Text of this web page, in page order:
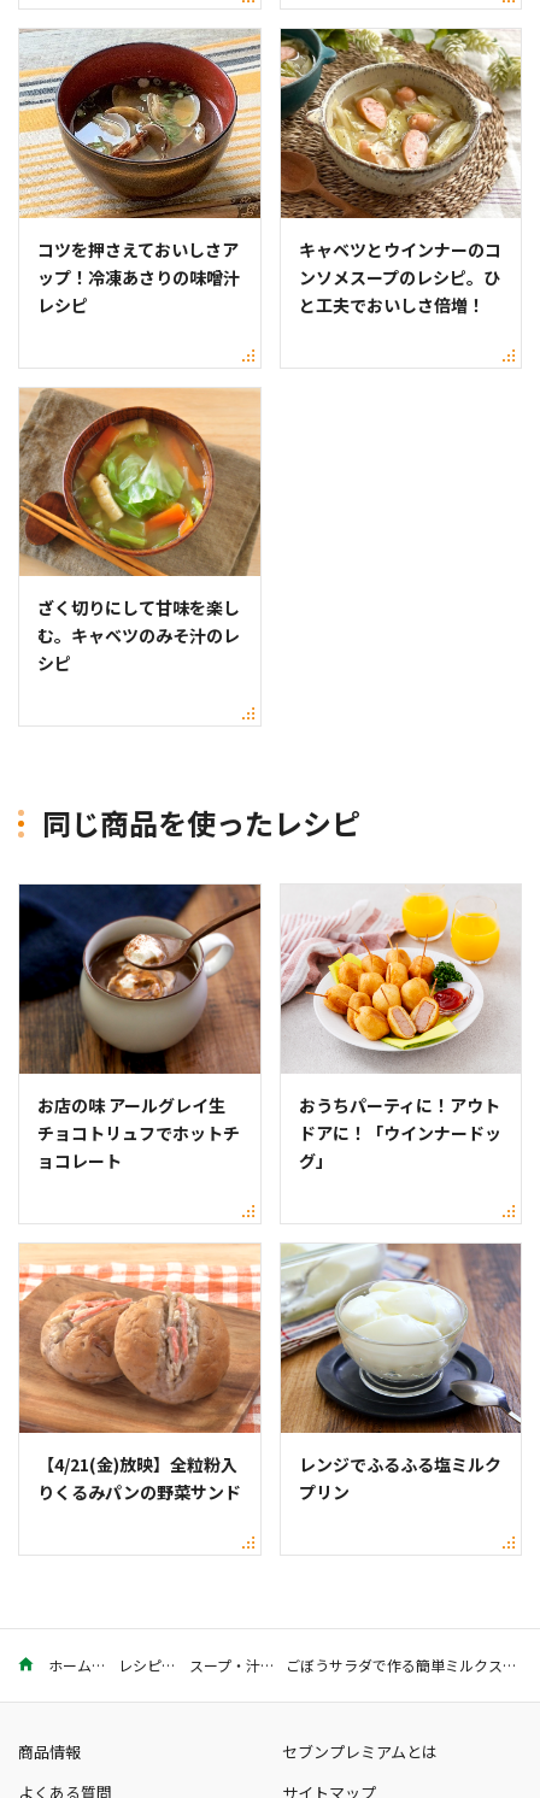
コツを押さえておいしさア
ップ！冷凍あさりの味噌汁
レシピ
キャベツとウインナーのコ
ンソメスープのレシピ。ひ
と工夫でおいしさ倍増！
ざく切りにして甘味を楽し
む。キャベツのみそ汁のレ
シピ
同じ商品を使ったレシピ
お店の味 アールグレイ生
チョコトリュフでホットチ
ョコレート
おうちパーティに！アウト
ドアに！「ウインナードッ
グ」
【4/21(金)放映】全粒粉入
りくるみパンの野菜サンド
レンジでふるふる塩ミルク
プリン
ホーム レシピ スープ・汁 ごぼうサラダで作る簡単ミルクスープ
商品情報
セブンプレミアムとは
よくある質問
サイトマップ